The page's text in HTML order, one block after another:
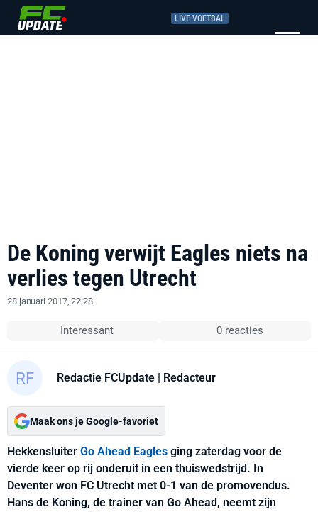
LIVE VOETBAL
De Koning verwijt Eagles niets na
verlies tegen Utrecht
28 januari 2017, 22:28
Interessant 0 reacties
Redactie FCUpdate | Redacteur
Maak ons je Google-favoriet
Hekkensluiter Go Ahead Eagles ging zaterdag voor de
vierde keer op rij onderuit in een thuiswedstrijd. In
Deventer won FC Utrecht met 0-1 van de promovendus.
Hans de Koning, de trainer van Go Ahead, neemt zijn